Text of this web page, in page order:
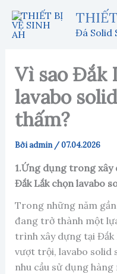
nội
Đá Solid
Vì sao Đắk
lavabo
thấm?
Bởiadmin /07.04.2026
1.Ứng dụng trong xây
Đắk Lắk chọn lavabo
Trong những năm
đang trở thành một
trình xây dựng tại Đắk
vượt trội, lavabo solid
nhu cầu sử dụng